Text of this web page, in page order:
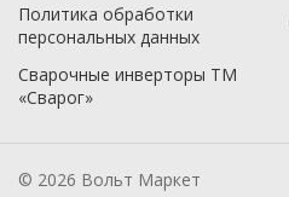
Политика обработки
персональных данных
Сварочные инверторы ТМ
«Сварог»
© 2026 Вольт Маркет